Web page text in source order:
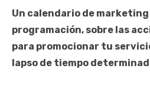
Un calendario de marketing
programación, sobre las
para promocionar tu
lapso de tiempo